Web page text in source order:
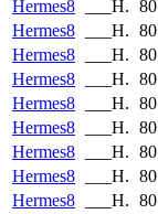
Hermes8
___H. 80
Hermes8
___H. 80
Hermes8
___H. 80
Hermes8
___H. 80
Hermes8
___H. 80
Hermes8
___H. 80
Hermes8
___H. 80
Hermes8
___H. 80
Hermes8
___H. 80